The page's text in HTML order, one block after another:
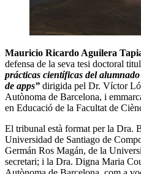
Mauricio Ricardo Aguilera
defensa de la seva tesi doctoral
prácticas científicas del
de apps” dirigida pel Dr. Víctor
Autònoma de Barcelona, i
en Educació de la Facultat de
El tribunal està format per la Dra.
Universidad de Santiago de
Germán Ros Magán, de la
secretari; i la Dra. Digna Maria